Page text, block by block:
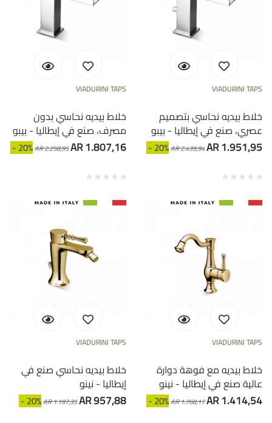
VIADURINI TAPS
خلاط بيديه نحاسي بدون
مصرف، صنع في إيطاليا - بيبو
- 20%AR 2.258,95AR 1.807,16
VIADURINI TAPS
خلاط بيديه نحاسي بتصميم
عصري، صنع في إيطاليا - بيبو
- 20%AR 2.439,94AR 1.951,95
VIADURINI TAPS
خلاط بيديه نحاسي صنع في
إيطاليا - نينو
- 20%AR 1.197,35AR 957,88
VIADURINI TAPS
خلاط بيديه مع فوهة دوارة
عالية صنع في إيطاليا - نينو
- 20%AR 1.768,17AR 1.414,54